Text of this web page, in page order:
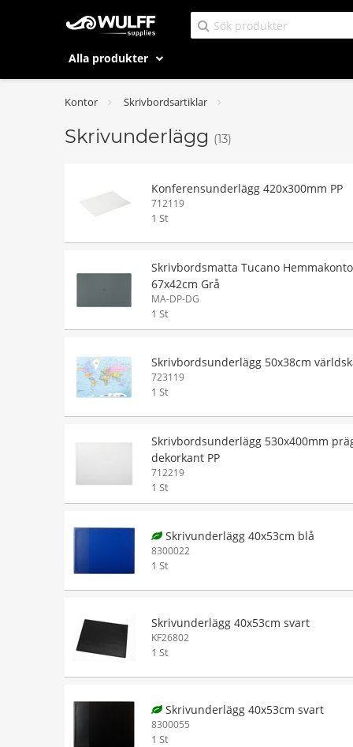
Alla produkter
Kontor Skrivbordsartiklar
Skrivunderlägg (13)
Konferensunderlägg 420x300mm PP
712119
1 St
Skrivbordsmatta Tucano
67x42cm Grå
MA-DP-DG
1 St
Skrivbordsunderlägg 50x38cm
723119
1 St
Skrivbordsunderlägg 530x400mm
dekorkant PP
712219
1 St
Skrivunderlägg 40x53cm blå
8300022
1 St
Skrivunderlägg 40x53cm svart
KF26802
1 St
Skrivunderlägg 40x53cm svart
8300055
1 St